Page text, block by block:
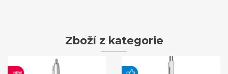
Zboží z kategorie